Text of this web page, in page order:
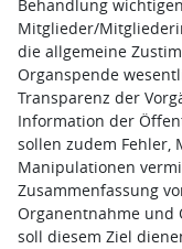
Behandlung
Mitglieder/
die allgemeine
Organspende
Transparenz der
Information der
sollen zudem Fehler,
Manipulationen
Zusammenfassung
Organentnahme und
soll diesem Ziel